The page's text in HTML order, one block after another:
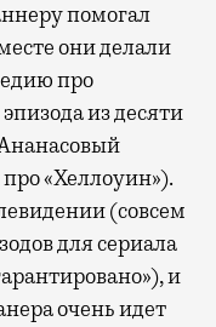
помогал
они делали
про
из десяти
«Хеллоуин»).
(совсем
для сериала
и
очень идет